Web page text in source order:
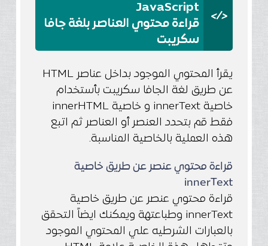
</>
JavaScript
قراءة محتوي العناصر بلغة جافا
سكريبت
يقرأ المحتوي الموجود بداخل عناصر HTML
عن طريق لغة الجافا سكريبت بأستخدام
خاصية innerText و خاصية innerHTML
فقط قم بتحدد العنصر أو العناصر ثم اتبع
هذه العملية بالخاصية المناسبة.
قراءة محتوي عنصر عن طريق خاصية
innerText
قراءة محتوي عنصر عن طريق خاصية
innerText وطباعتهة ويمكنك ايضاً التحقق
بالعبارات الشرطيه علي المحتوي الموجود